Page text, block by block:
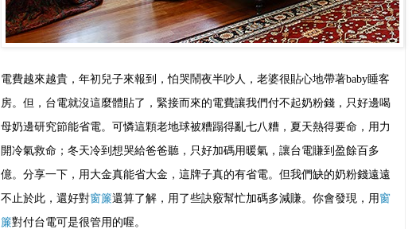
電費越來越貴，年初兒子來報到，怕哭鬧夜半吵人，老婆很貼心地帶著baby睡客
房。但，台電就沒這麼體貼了，緊接而來的電費讓我們付不起奶粉錢，只好邊喝
母奶邊研究節能省電。可憐這顆老地球被糟蹋得亂七八糟，夏天熱得要命，用力
開冷氣救命；冬天冷到想哭給爸爸聽，只好加碼用暖氣，讓台電賺到盈餘百多
億。分享一下，用大金真能省大金，這牌子真的有省電。但我們缺的奶粉錢遠遠
不止於此，還好對窗簾還算了解，用了些訣竅幫忙加碼多減賺。你會發現，用 窗
簾對付台電可是很管用的喔。